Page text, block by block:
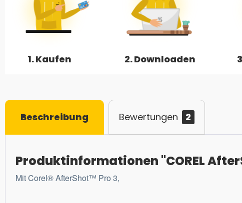
1. Kaufen 2. Downloaden
Beschreibung Bewertungen 2
Produktinformationen "COREL
Mit Corel® AfterShot™ Pro 3,